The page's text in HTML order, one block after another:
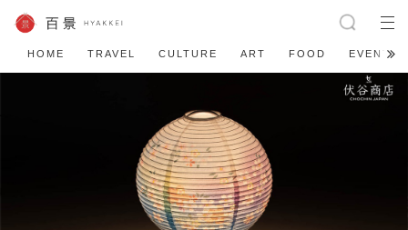
HOME TRAVEL CULTURE ART FOOD EVENT